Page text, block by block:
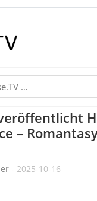
–
- 2025-10-16